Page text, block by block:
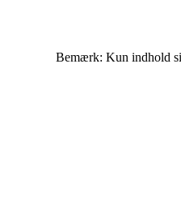
Bemærk: Kun indhold